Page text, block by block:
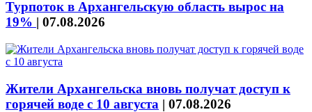
Турпоток в Архангельскую область вырос на
19% | 07.08.2026
Жители Архангельска вновь получат доступ к
горячей воде с 10 августа | 07.08.2026